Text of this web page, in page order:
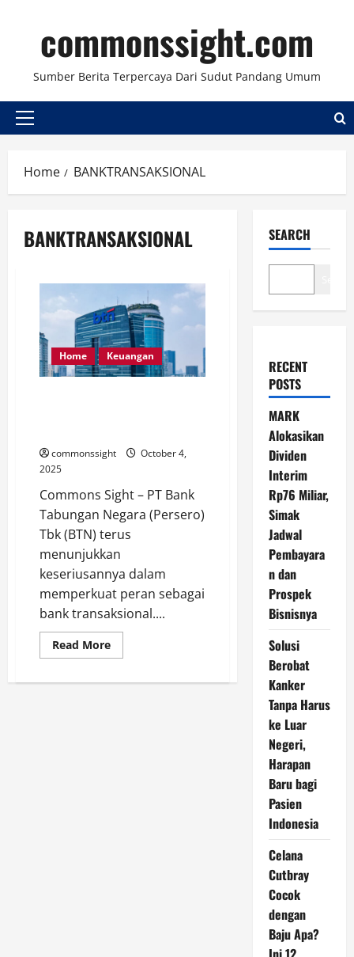
contentcommonssight.com
Sumber Berita Terpercaya Dari Sudut Pandang Umum
Primary
Home BANKTRANSAKSIONAL
BANKTRANSAKSIONAL
Home Keuangan
commonssight
October 4,
2025
Commons Sight – PT Bank
Tabungan Negara (Persero)
Tbk (BTN) terus
menunjukkan
keseriusannya dalam
memperkuat peran sebagai
bank transaksional....
Read MoreRead
more
(BBTN)
SEARCH
RECENT
POSTS
MARK
Alokasikan
Dividen
Interim
Rp76 Miliar,
Simak
Jadwal
Pembayara
n dan
Prospek
Bisnisnya
Solusi
Berobat
Kanker
Tanpa Harus
ke Luar
Negeri,
Harapan
Baru bagi
Pasien
Indonesia
Celana
Cutbray
Cocok
dengan
Baju Apa?